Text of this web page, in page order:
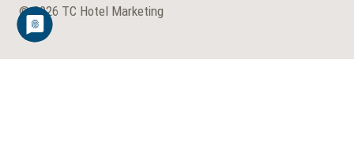
© 2026 TC Hotel Marketing